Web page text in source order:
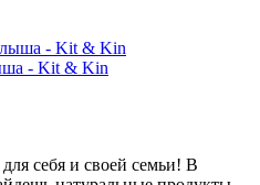
- Kit & Kin
себя и своей семьи! В